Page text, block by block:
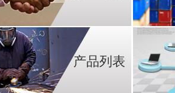
产品列表